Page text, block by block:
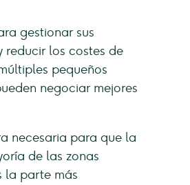
gestionar sus
reducir los costes de
pequeños
negociar mejores
necesaria para que la
de las zonas
la parte más